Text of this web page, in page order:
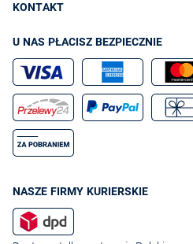
KONTAKT
U NAS PŁACISZ BEZPIECZNIE
NASZE FIRMY KURIERSKIE